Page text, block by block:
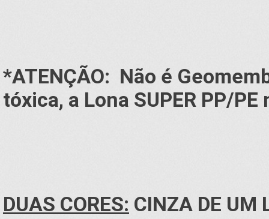
*ATENÇÃO: Não é
tóxica, a Lona SUPER PP/
DUAS CORES: CINZA DE UM